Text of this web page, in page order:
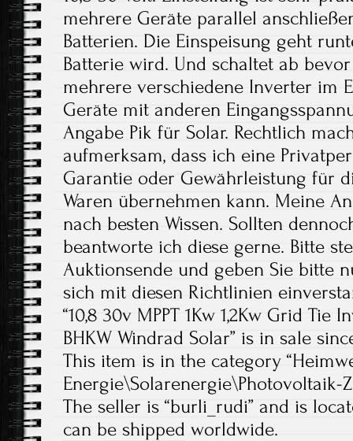
mehrere Geräte parallel
Batterien. Die Einspeisung geht
Batterie wird. Und schaltet ab
mehrere verschiedene Inverter im
Geräte mit anderen
Angabe Pik für Solar. Rechtlich
aufmerksam, dass ich eine
Garantie oder Gewährleistung für
Waren übernehmen kann. Meine
nach besten Wissen. Sollten
beantworte ich diese gerne. Bitte
Auktionsende und geben Sie bitte
sich mit diesen Richtlinien
“10,8 30v MPPT 1Kw 1,2Kw Grid Tie
BHKW Windrad Solar” is in sale
This item is in the category
Energie\Solarenergie\Photovoltaik-
The seller is “burli_rudi” and is
can be shipped worldwide.